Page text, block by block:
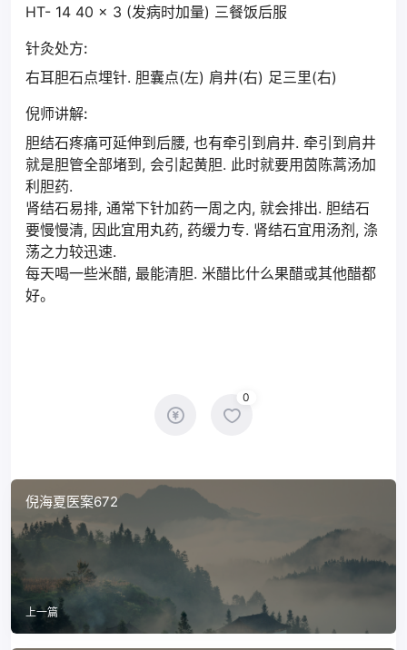
HT- 14 40 x 3 (发病时加量) 三餐饭后服
针灸处方:
右耳胆石点埋针. 胆囊点(左) 肩井(右) 足三里(右)
倪师讲解:
胆结石疼痛可延伸到后腰, 也有牵引到肩井. 牵引到肩井
就是胆管全部堵到, 会引起黄胆. 此时就要用茵陈蒿汤加
利胆药.
肾结石易排, 通常下针加药一周之内, 就会排出. 胆结石
要慢慢清, 因此宜用丸药, 药缓力专. 肾结石宜用汤剂, 涤
荡之力较迅速.
每天喝一些米醋, 最能清胆. 米醋比什么果醋或其他醋都
好。
0
倪海夏医案672
上一篇